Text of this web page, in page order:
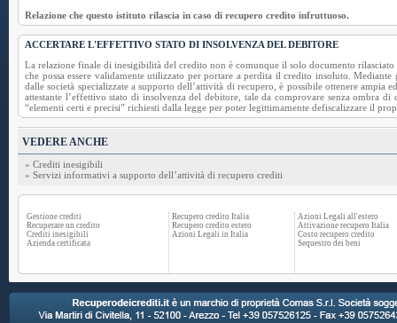
Relazione che questo istituto rilascia in caso di recupero credito infruttuoso.
ACCERTARE L'EFFETTIVO STATO DI INSOLVENZA DEL DEBITORE
La relazione finale di inesigibilità del credito non è comunque il solo documento
che possa essere validamente utilizzato per portare a perdita il credito insoluto.
dalle società specializzate a supporto dell’attività di recupero, è possibile ottenere ampia
attestante l’effettivo stato di insolvenza del debitore, tale da comprovare senza ombra
“elementi certi e precisi” richiesti dalla legge per poter legittimamente defiscalizzare il
VEDERE ANCHE
» Crediti inesigibili
» Servizi informativi a supporto dell’attività di recupero crediti
Gestione crediti
Recuperare un credito
Crediti inesigibili
Azienda certificata
Recupero credito Italia
Recupero credito estero
Azioni Legali in Italia
Azioni Legali all'estero
Attivazione recupero Italia
Costo recupero credito
Sequestro dei beni